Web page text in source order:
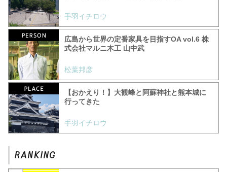
手羽イチロウ
広島から世界の定番家具を目指すOA vol.6 株
式会社マルニ木工 山中武
松葉邦彦
【おかえり！】大観峰と阿蘇神社と熊本城に
行ってきた
手羽イチロウ